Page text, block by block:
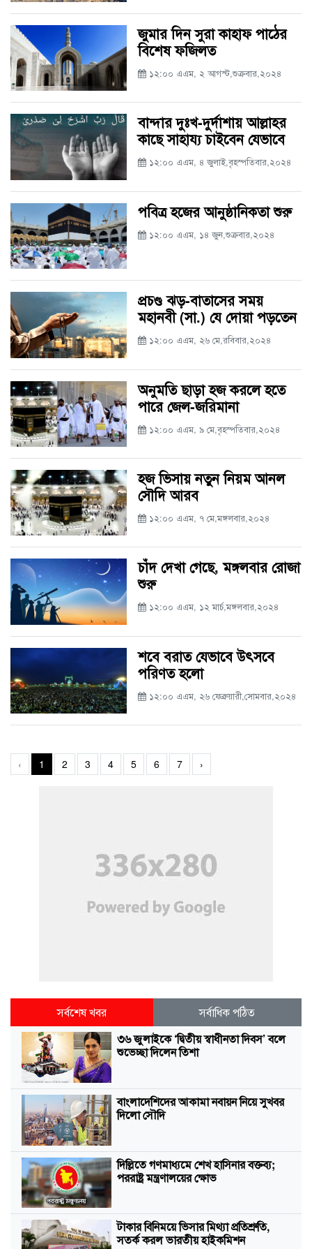
জুমার দিন সুরা কাহাফ পাঠের
বিশেষ ফজিলত
১২:০০ এএম, ২ আগস্ট,শুক্রবার,২০২৪
বান্দার দুঃখ-দুর্দাশায় আল্লাহর
কাছে সাহায্য চাইবেন যেভাবে
১২:০০ এএম, ৪ জুলাই,বৃহস্পতিবার,২০২৪
পবিত্র হজের আনুষ্ঠানিকতা শুরু
১২:০০ এএম, ১৪ জুন,শুক্রবার,২০২৪
প্রচণ্ড ঝড়-বাতাসের সময়
মহানবী (সা.) যে দোয়া পড়তেন
১২:০০ এএম, ২৬ মে,রবিবার,২০২৪
অনুমতি ছাড়া হজ করলে হতে
পারে জেল-জরিমানা
১২:০০ এএম, ৯ মে,বৃহস্পতিবার,২০২৪
হজ ভিসায় নতুন নিয়ম আনল
সৌদি আরব
১২:০০ এএম, ৭ মে,মঙ্গলবার,২০২৪
চাঁদ দেখা গেছে, মঙ্গলবার রোজা
শুরু
১২:০০ এএম, ১২ মার্চ,মঙ্গলবার,২০২৪
শবে বরাত যেভাবে উৎসবে
পরিণত হলো
১২:০০ এএম, ২৬ ফেব্রুয়ারী,সোমবার,২০২৪
‹ 1 2 3 4 5 6 7 ›
সর্বশেষ খবর
সর্বাধিক পঠিত
৩৬ জুলাইকে ‘দ্বিতীয় স্বাধীনতা দিবস’ বলে
শুভেচ্ছা দিলেন তিশা
বাংলাদেশিদের আকামা নবায়ন নিয়ে সুখবর
দিলো সৌদি
দিল্লিতে গণমাধ্যমে শেখ হাসিনার বক্তব্য;
পররাষ্ট্র মন্ত্রণালয়ের ক্ষোভ
টাকার বিনিময়ে ভিসার মিথ্যা প্রতিশ্রুতি,
সতর্ক করল ভারতীয় হাইকমিশন